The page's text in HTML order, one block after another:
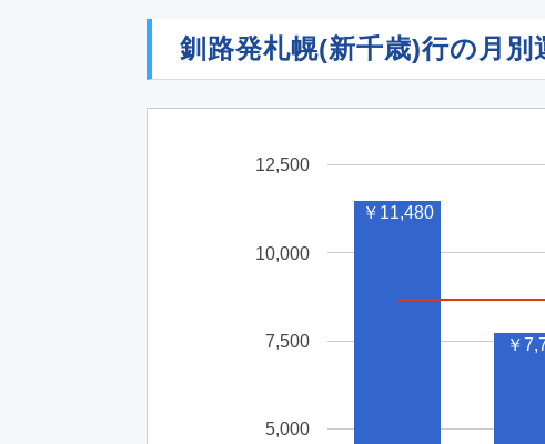
釧路発札幌(新千歳)行の月別
5,000
7,500
10,000
12,500
￥11,480
￥